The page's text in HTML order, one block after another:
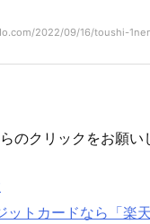
2022/09/16/toushi-
のクリックをお願い
トカードなら「楽天